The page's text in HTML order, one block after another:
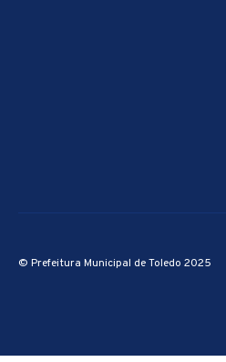
© Prefeitura Municipal de Toledo 2025